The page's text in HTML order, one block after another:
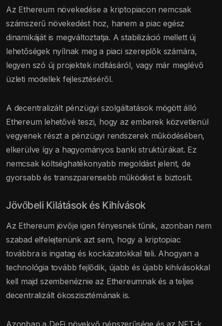
Az Ethereum növekedése a kriptopiacon nemcsak
számszerű növekedést hoz, hanem a piac egész
dinamikáját is megváltoztatja. A stabilizáció mellett új
lehetőségek nyílnak meg a piaci szereplők számára,
legyen szó új projektek indításáról, vagy már meglévő
üzleti modellek fejlesztéséről.
A decentralizált pénzügyi szolgáltatások mögött álló
Ethereum lehetővé teszi, hogy az emberek közvetlenül
vegyenek részt a pénzügyi rendszerek működésében,
elkerülve így a hagyományos banki struktúrákat. Ez
nemcsak költséghatékonyabb megoldást jelent, de
gyorsabb és transzparensebb működést is biztosít.
Jövőbeli Kilátások és Kihívások
Az Ethereum jövője igen fényesnek tűnik, azonban nem
szabad elfelejtenünk azt sem, hogy a kriptopiac
továbbra is ingatag és kockázatokkal teli. Ahogyan a
technológia tovább fejlődik, újabb és újabb kihívásokkal
kell majd szembenéznie az Ethereumnak és a teljes
decentralizált ökoszisztémának is.